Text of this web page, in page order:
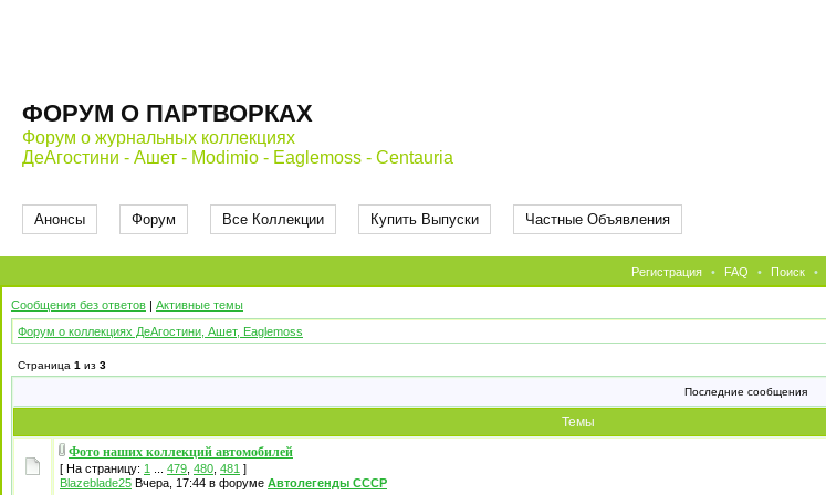
ФОРУМ О ПАРТВОРКАХ
Форум о журнальных коллекциях
ДеАгостини - Ашет - Modimio - Eaglemoss - Centauria
Анонсы Форум Все Коллекции Купить Выпуски Частные Объявления
Регистрация • FAQ • Поиск •
Сообщения без ответов | Активные темы
Форум о коллекциях ДеАгостини, Ашет, Eaglemoss
Страница 1 из 3
Последние сообщения
Темы
Фото наших коллекций автомобилей
[ На страницу: 1 479 480 481 ]
Blazeblade25 Вчера, 17:44 в форуме Автолегенды СССР